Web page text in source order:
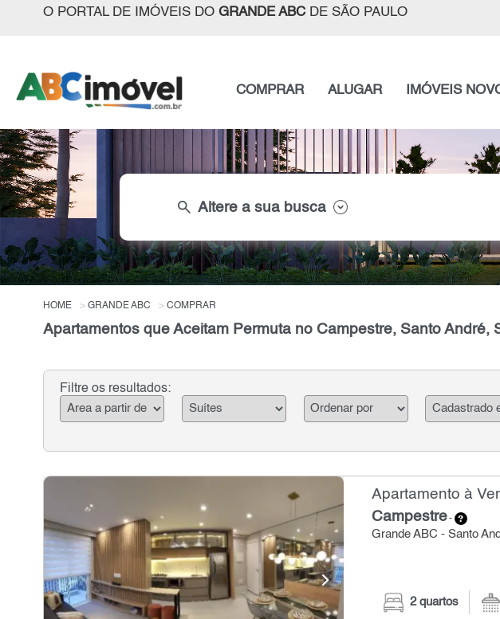
O PORTAL DE IMÓVEIS DO GRANDE ABCDE SÃO PAULO
COMPRAR ALUGAR IMÓVEIS
search Altere a sua busca
HOME GRANDE ABC COMPRAR
Apartamentos que Aceitam Permuta no Campestre, Santo André,
Filtre os resultados:
Apartamento à
Campestre-
Grande ABC - Santo
2 quartos